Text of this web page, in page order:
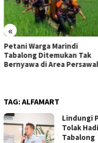
«
Diduga Palsukan
di Tabalong, Pria
Ditangkap Polsek
TAG:ALFAMART
Lindungi
Tolak
Tabalong